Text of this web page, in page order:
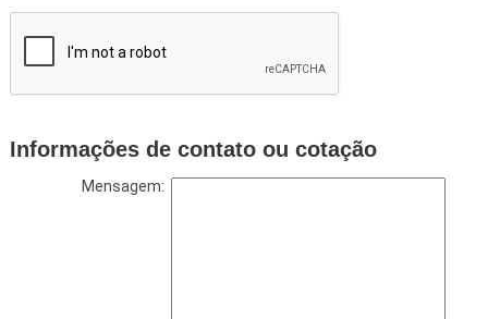
Informações de contato ou cotação
Mensagem: